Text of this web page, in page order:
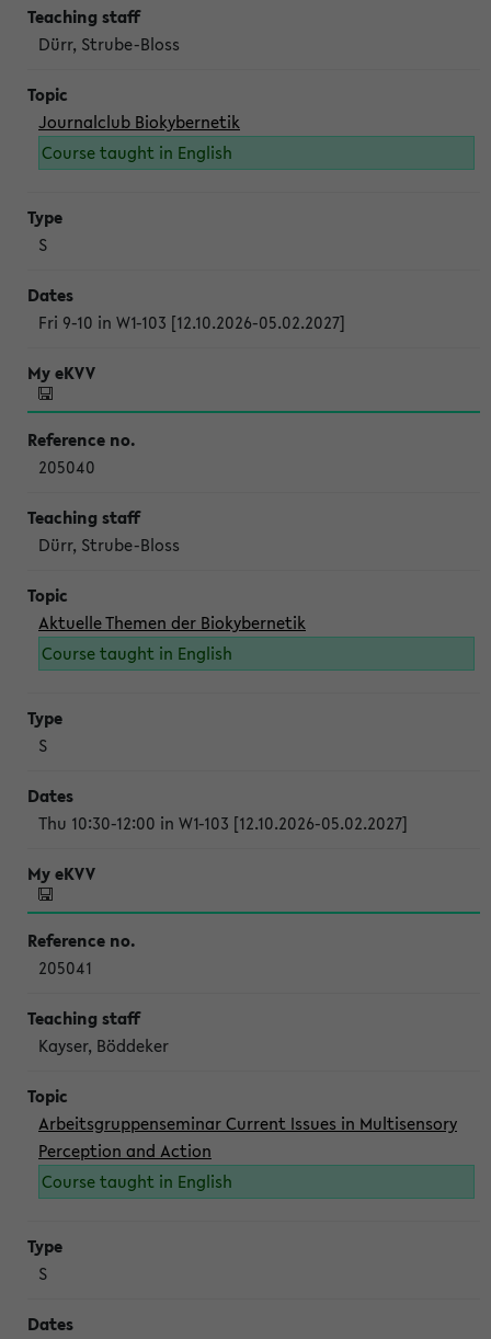
Dürr, Strube-Bloss
Journalclub Biokybernetik
Course taught in English
S
Fri 9-10 in W1-103 [12.10.2026-05.02.2027]
205040
Dürr, Strube-Bloss
Aktuelle Themen der Biokybernetik
Course taught in English
S
Thu 10:30-12:00 in W1-103 [12.10.2026-05.02.2027]
205041
Kayser, Böddeker
Arbeitsgruppenseminar Current Issues in Multisensory
Perception and Action
Course taught in English
S